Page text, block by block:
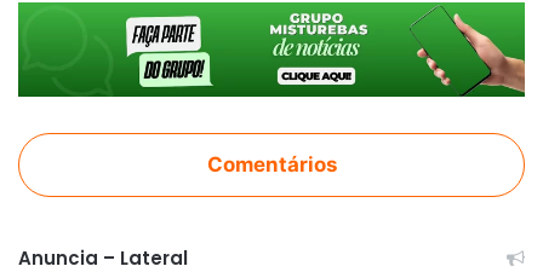
Comentários
Anuncia – Lateral